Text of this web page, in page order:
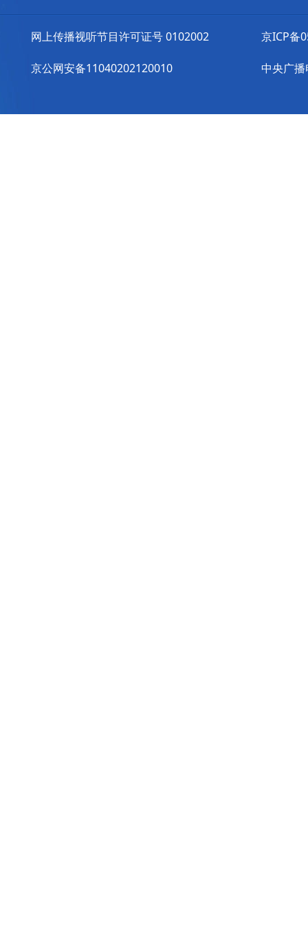
网上传播视听节目许可证号 0102002
京公网安备11040202120010
京ICP备
中央广